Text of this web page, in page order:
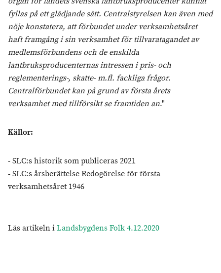
fyllas på ett glädjande sätt. Centralstyrelsen kan även med
nöje konstatera, att förbundet under verksamhetsåret
haft framgång i sin verksamhet för tillvaratagandet av
medlemsförbundens och de enskilda
lantbruksproducenternas intressen i pris- och
reglementerings-, skatte- m.fl. fackliga frågor.
Centralförbundet kan på grund av första årets
verksamhet med tillförsikt se framtiden an."
Källor:
- SLC:s historik som publiceras 2021
- SLC:s årsberättelse Redogörelse för första
verksamhetsåret 1946
Läs artikeln iLandsbygdens Folk 4.12.2020